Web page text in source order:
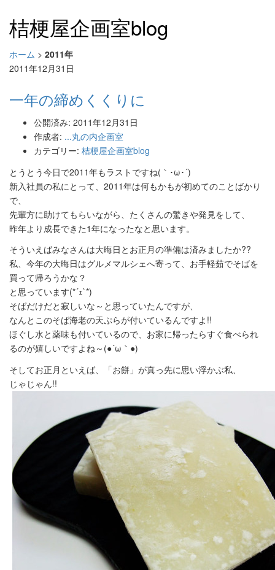
桔梗屋企画室blog
ホーム > 2011年
2011年12月31日
一年の締めくくりに
公開済み: 2011年12月31日
作成者: ...丸の内企画室
カテゴリー: 桔梗屋企画室blog
とうとう今日で2011年もラストですね(｀･ω･´)
新入社員の私にとって、2011年は何もかもが初めてのことばかり
で、
先輩方に助けてもらいながら、たくさんの驚きや発見をして、
昨年より成長できた1年になったなと思います。
そういえばみなさんは大晦日とお正月の準備は済みましたか??
私、今年の大晦日はグルメマルシェへ寄って、お手軽茹でそばを
買って帰ろうかな？
と思っています(*´ｪ`*)
そばだけだと寂しいな～と思っていたんですが、
なんとこのそば海老の天ぷらが付いているんですよ!!
ほぐし水と薬味も付いているので、お家に帰ったらすぐ食べられ
るのが嬉しいですよね～(●´ω｀●)
そしてお正月といえば、「お餅」が真っ先に思い浮かぶ私、
じゃじゃん!!